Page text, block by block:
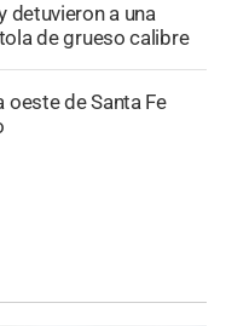
detuvieron a una
de grueso calibre
oeste de Santa Fe